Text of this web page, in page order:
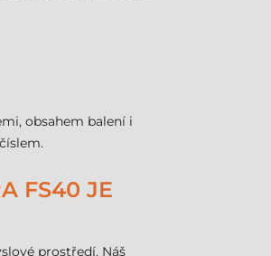
obsahem balení i
FS40 JE
prostředí. Náš